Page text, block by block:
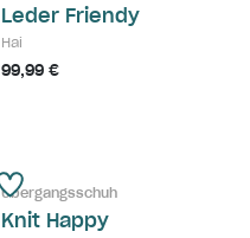
Leder Friendy
Hai
99,99 €
Übergangsschuh
Knit Happy